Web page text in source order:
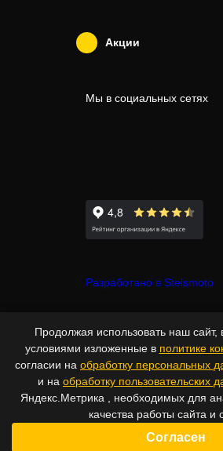
Акции
Мы в социальных сетях
Разработано в Stelsmoto
© Copyright 2007-2026 - Stelsmoto.
Все права защищены.www.stelsmoto.ru
Информация, размещенная на сайте, не
офертой.
Продолжая использовать наш сайт,
условиями изложенные в политике
согласии на обработку персональных
и на обработку пользовательских
Яндекс.Метрика , необходимых для
качества работы сайта и
Согласен